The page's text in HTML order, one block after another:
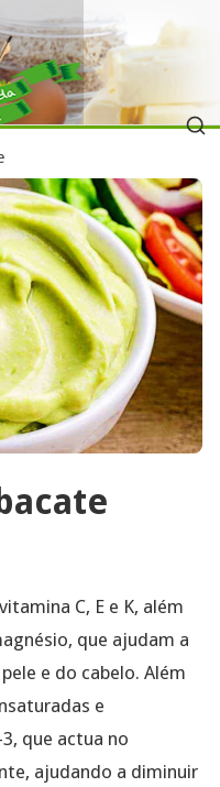
C, E e K, além
que ajudam a
e do cabelo. Além
e
que actua no
ajudando a diminuir